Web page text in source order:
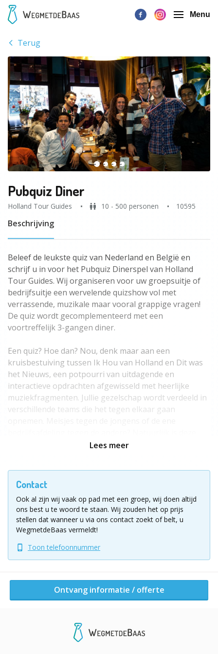
Menu
Terug
Pubquiz Diner
Holland Tour Guides 10 - 500 personen 10595
Beschrijving
Beleef de leukste quiz van Nederland en België en
schrijf u in voor het Pubquiz Dinerspel van Holland
Tour Guides. Wij organiseren voor uw groepsuitje of
bedrijfsuitje een wervelende quizshow vol met
verrassende, muzikale maar vooral grappige vragen!
De quiz wordt gecomplementeerd met een
voortreffelijk 3-gangen diner.
Een quiz? Hoe dan? Nou, denk maar aan een
kruisbestuiving tussen Ik Hou van Holland en Dit was
het Nieuws, een potpourri van uitdagende en
interactieve opdrachten afgewisseld met heerlijke
muziekfragmenten. Jullie gezelschap wordt verdeeld in
verschillende teams die het tegen elkaar gaan
Pubquiz geheel op maat te organiseren in de stad naar
aan elkaar gepraat door onze enthousiaste
quizmaster!
Er wordt gebruikt gemaakt van verschillende
muziekfragmenten en met het spelonderdeel ‘Hints’
waarin u alleen uw antwoorden aan elkaar in
lichaamstaal mag uitbeelden, is de lach tijdens deze
quiz verzekerd! Dit wilt u beslist niet missen.
interactieve spelprogramma voor u in goede banen te
leiden. Deze Pubquiz is niet alleen de leukste manier
Lees meer
Contact
Ook al zijn wij vaak op pad met een groep, wij doen altijd
ons best u te woord te staan. Wij zouden het op prijs
stellen dat wanneer u via ons contact zoekt of belt, u
WegmetdeBaas vermeldt!
Toon telefoonnummer
Ontvang informatie / offerte